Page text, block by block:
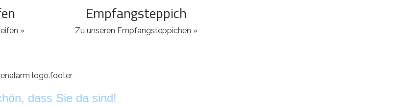
»
Empfangsteppich
Zu unseren Empfangsteppichen »
dass Sie da sind!